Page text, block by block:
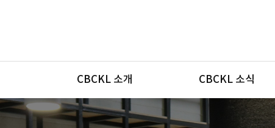
메뉴
CBCKL 소개 CBCKL 소식